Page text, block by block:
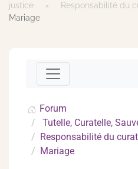
justice
Responsabilité du
Mariage
Forum
Tutelle, Curatelle,
Responsabilité du
Mariage